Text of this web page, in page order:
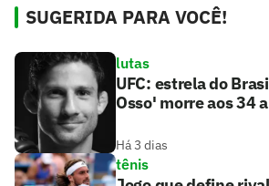
SUGERIDA PARA VOCÊ!
lutas
UFC: estrela do
Osso' morre aos 34
Há 3 dias
tênis